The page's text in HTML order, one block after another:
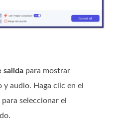
salida para mostrar
audio. Haga clic en el
seleccionar el